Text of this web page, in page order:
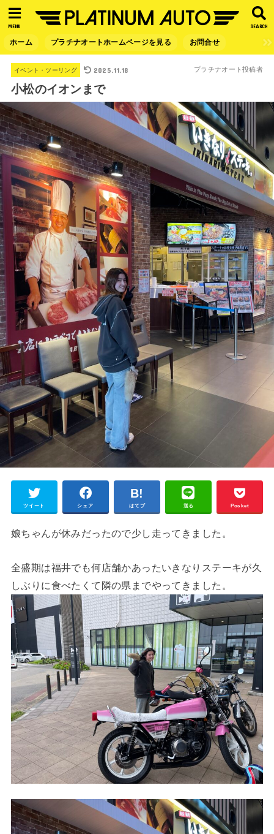
SEARCH
MENU
ホーム プラチナオートホームページを見る お問合せ
イベント・ツーリング 2025.11.18 プラチナオート投稿者
小松のイオンまで
ツイート シェア はてブ 送る Pocket
娘ちゃんが休みだったので少し走ってきました。
全盛期は福井でも何店舗かあったいきなりステーキが久
しぶりに食べたくて隣の県までやってきました。